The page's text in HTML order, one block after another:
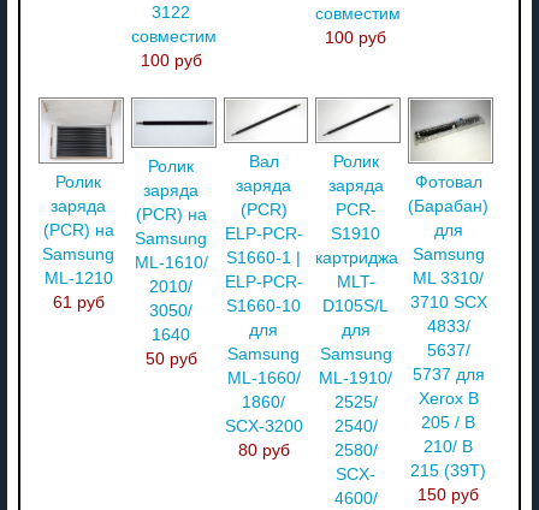
3122
совместимый
100 руб
совместимый
100 руб
Ролик
заряда
(PCR) на
Samsung
ML-1210
61 руб
Ролик
заряда
(PCR) на
Samsung
ML-1610/
2010/
3050/
1640
50 руб
Вал
заряда
(PCR)
ELP-PCR-
S1660-1 |
ELP-PCR-
S1660-10
для
Samsung
ML-1660/
1860/
SCX-3200
80 руб
Ролик
заряда
PCR-
S1910
картриджа
MLT-
D105S/L
для
Samsung
ML-1910/
2525/
2540/
2580/
SCX-
4600/
Фотовал
(Барабан)
для
Samsung
ML 3310/
3710 SCX
4833/
5637/
5737 для
Xerox B
205 / B
210/ B
215 (39T)
150 руб